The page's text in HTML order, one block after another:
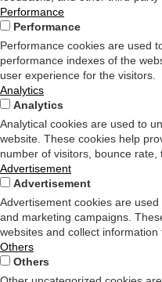
Performance
Performance
Performance cookies are used
performance indexes of the
user experience for the visitors.
Analytics
Analytics
Analytical cookies are used to
website. These cookies help
number of visitors, bounce rate,
Advertisement
Advertisement
Advertisement cookies are
and marketing campaigns.
websites and collect information
Others
Others